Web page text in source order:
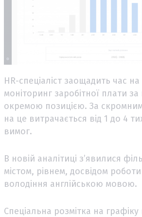
HR-спеціаліст заощадить час
моніторинг заробітної плати
окремою позицією. За
на це витрачається від 1 до 4
вимог.
В новій аналітиці з’явилися
містом, рівнем, досвідом
володіння англійською мовою.
Спеціальна розмітка на графіку